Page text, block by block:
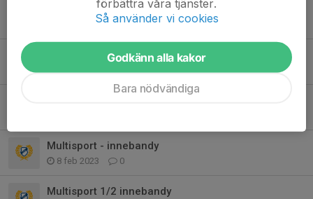
Multisport 1/3 handboll/basket
1 mar 2023 0
Multisport 22/2 - jujutsu
Multisport - innebandy
8 feb 2023 0
Multisport 1/2 innebandy
förbättra våra tjänster.
Så använder vi cookies
Godkänn alla kakor
Bara nödvändiga